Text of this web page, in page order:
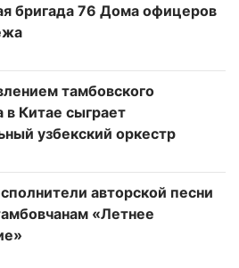
бригада 76 Дома офицеров
тамбовского
Китае сыграет
узбекский оркестр
авторской песни
«Летнее